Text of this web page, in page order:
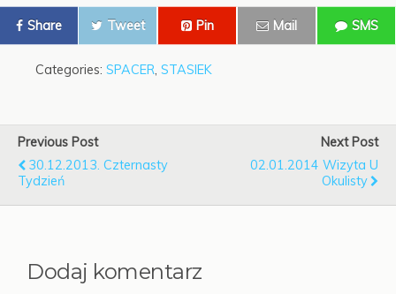
Share Tweet Pin Mail SMS
Categories: SPACER, STASIEK
Previous Post
30.12.2013. Czternasty
Tydzień
Next Post
02.01.2014 Wizyta U
Okulisty
Dodaj komentarz